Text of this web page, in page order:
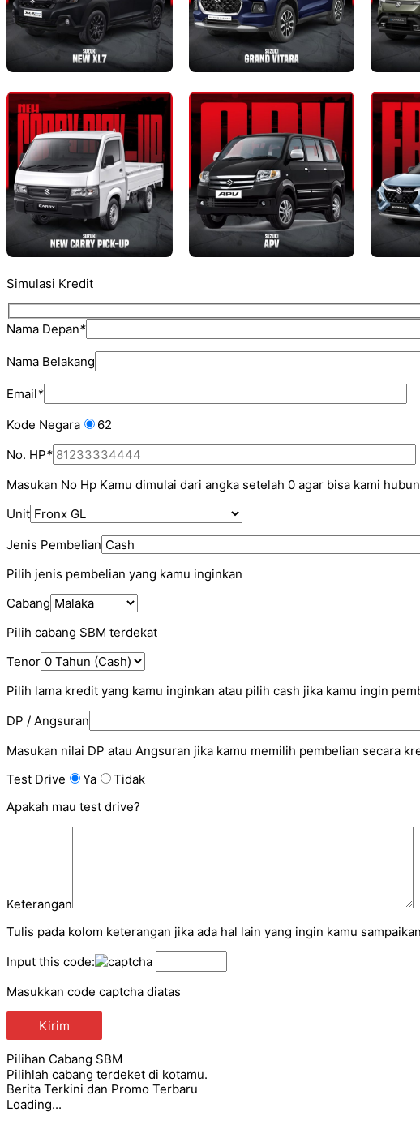
Simulasi Kredit
Nama Depan*
Nama Belakang
Email*
Kode Negara
62
No. HP*
Masukan No Hp Kamu dimulai dari angka setelah 0 agar bisa kami
Unit
Jenis Pembelian
Pilih jenis pembelian yang kamu inginkan
Cabang
Pilih cabang SBM terdekat
Tenor
Pilih lama kredit yang kamu inginkan atau pilih cash jika kamu ingin
DP / Angsuran
Masukan nilai DP atau Angsuran jika kamu memilih pembelian secara
Test Drive
Ya
Tidak
Apakah mau test drive?
Keterangan
Tulis pada kolom keterangan jika ada hal lain yang ingin kamu
Input this code:
Masukkan code captcha diatas
Pilihan Cabang SBM
Pilihlah cabang terdeket di kotamu.
Berita Terkini dan Promo Terbaru
Loading...